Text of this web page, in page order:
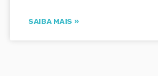
SAIBA MAIS »